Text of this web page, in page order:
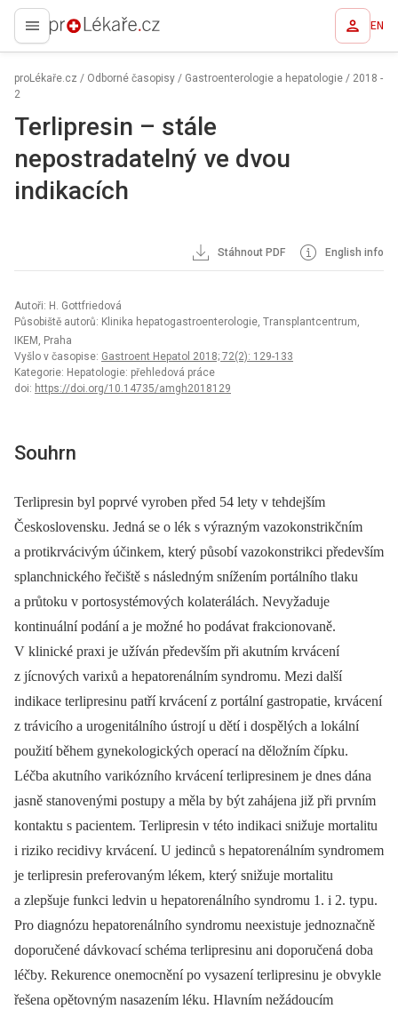
proLékaře.cz EN
proLékaře.cz / Odborné časopisy / Gastroenterologie a hepatologie / 2018 -
2
Terlipresin – stále
nepostradatelný ve dvou
indikacích
Stáhnout PDF English info
Autoři: H. Gottfriedová
Působiště autorů: Klinika hepatogastroenterologie, Transplantcentrum,
IKEM, Praha
Vyšlo v časopise: Gastroent Hepatol 2018; 72(2): 129-133
Kategorie: Hepatologie: přehledová práce
doi: https://doi.org/10.14735/amgh2018129
Souhrn
Terlipresin byl poprvé vyroben před 54 lety v tehdejším
Československu. Jedná se o lék s výrazným vazokonstrikčním
a protikrvácivým účinkem, který působí vazokonstrikci především
splanchnického řečiště s následným snížením portálního tlaku
a průtoku v portosystémových kolaterálách. Nevyžaduje
kontinuální podání a je možné ho podávat frakcionovaně.
V klinické praxi je užíván především při akutním krvácení
z jícnových varixů a hepatorenálním syndromu. Mezi další
indikace terlipresinu patří krvácení z portální gastropatie, krvácení
z trávicího a urogenitálního ústrojí u dětí i dospělých a lokální
použití během gynekologických operací na děložním čípku.
Léčba akutního varikózního krvácení terlipresinem je dnes dána
jasně stanovenými postupy a měla by být zahájena již při prvním
kontaktu s pacientem. Terlipresin v této indikaci snižuje mortalitu
i riziko recidivy krvácení. U jedinců s hepatorenálním syndromem
je terlipresin preferovaným lékem, který snižuje mortalitu
a zlepšuje funkci ledvin u hepatorenálního syndromu 1. i 2. typu.
Pro diagnózu hepatorenálního syndromu neexistuje jednoznačně
doporučené dávkovací schéma terlipresinu ani doporučená doba
léčby. Rekurence onemocnění po vysazení terlipresinu je obvykle
řešena opětovným nasazením léku. Hlavním nežádoucím